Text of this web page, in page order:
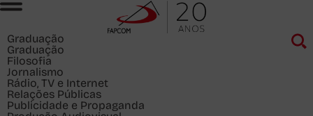
Graduação
Graduação
Filosofia
Jornalismo
Rádio, TV e Internet
Relações Públicas
Publicidade e Propaganda